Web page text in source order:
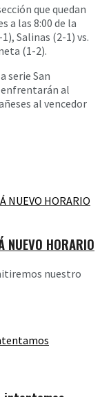
que quedan
a las 8:00 de la
Salinas (2-1) vs.
(1-2).
serie San
enfrentarán al
al vencedor
NUEVO HORARIO
nuestro